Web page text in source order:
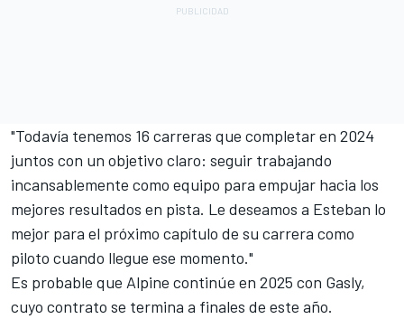
"Todavía tenemos 16 carreras que completar en 2024
juntos con un objetivo claro: seguir trabajando
incansablemente como equipo para empujar hacia los
mejores resultados en pista. Le deseamos a Esteban lo
mejor para el próximo capítulo de su carrera como
piloto cuando llegue ese momento."
Es probable que Alpine continúe en 2025 con Gasly,
cuyo contrato se termina a finales de este año.